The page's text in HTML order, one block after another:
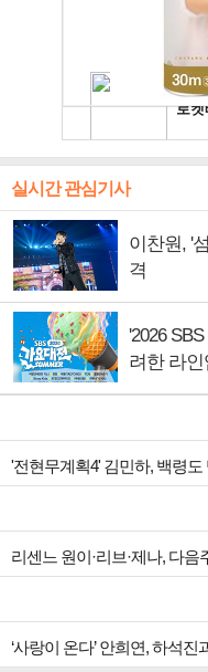
실시간 관심기사
이찬원, '
격
'2026
려한 라인
리센느 원이·리브·제나, 다음
‘사랑이 온다’ 안희연, 하석